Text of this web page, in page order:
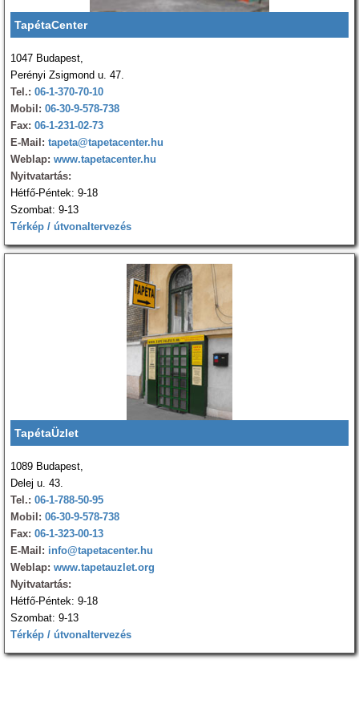
TapétaCenter
1047 Budapest,
Perényi Zsigmond u. 47.
Tel.: 06-1-370-70-10
Mobil: 06-30-9-578-738
Fax: 06-1-231-02-73
E-Mail: tapeta@tapetacenter.hu
Weblap: www.tapetacenter.hu
Nyitvatartás:
Hétfő-Péntek: 9-18
Szombat: 9-13
Térkép / útvonaltervezés
TapétaÜzlet
1089 Budapest,
Delej u. 43.
Tel.: 06-1-788-50-95
Mobil: 06-30-9-578-738
Fax: 06-1-323-00-13
E-Mail: info@tapetacenter.hu
Weblap: www.tapetauzlet.org
Nyitvatartás:
Hétfő-Péntek: 9-18
Szombat: 9-13
Térkép / útvonaltervezés